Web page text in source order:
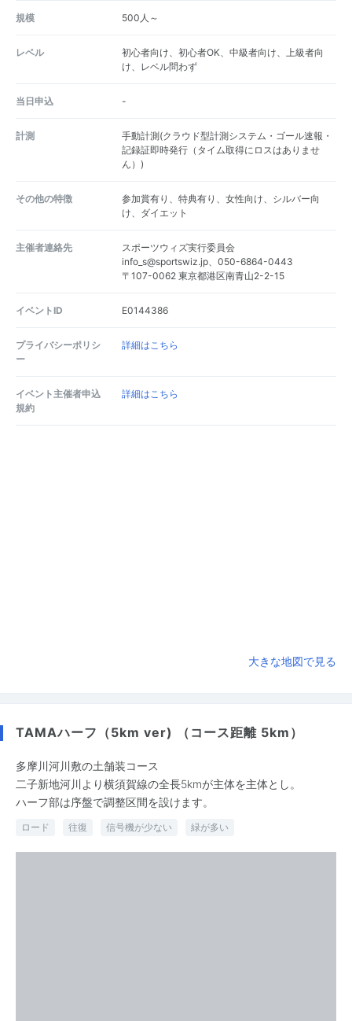
規模 500人～
レベル
初心者向け、初心者OK、中級者向け、上級者向
け、レベル問わず
当日申込 -
計測
手動計測(クラウド型計測システム・ゴール速報・
記録証即時発行（タイム取得にロスはありませ
ん）)
その他の特徴
参加賞有り、特典有り、女性向け、シルバー向
け、ダイエット
主催者連絡先
スポーツウィズ実行委員会
info_s@sportswiz.jp、050-6864-0443
〒107-0062 東京都港区南青山2-2-15
イベントID E0144386
プライバシーポリシ
ー
詳細はこちら
イベント主催者申込
規約
詳細はこちら
大きな地図で見る
TAMAハーフ（5km ver) （コース距離 5km）
多摩川河川敷の土舗装コース
二子新地河川より横須賀線の全長5kmが主体を主体とし。
ハーフ部は序盤で調整区間を設けます。
ロード 往復 信号機が少ない 緑が多い